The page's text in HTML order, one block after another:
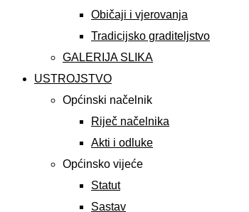
Običaji i vjerovanja
Tradicijsko graditeljstvo
GALERIJA SLIKA
USTROJSTVO
Općinski načelnik
Riječ načelnika
Akti i odluke
Općinsko vijeće
Statut
Sastav